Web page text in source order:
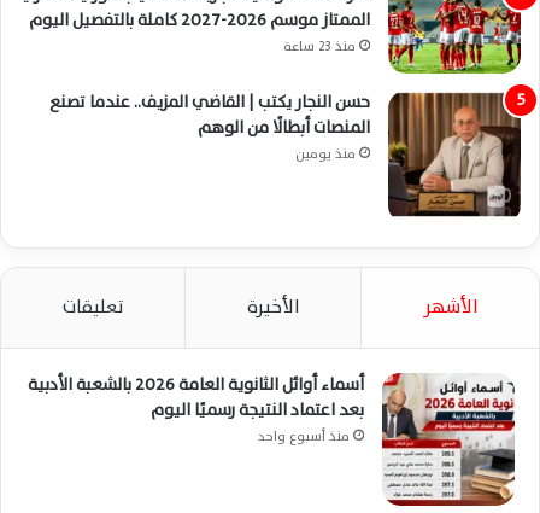
الممتاز موسم 2026-2027 كاملة بالتفصيل اليوم
منذ 23 ساعة
حسن النجار يكتب | القاضي المزيف.. عندما تصنع
المنصات أبطالًا من الوهم
منذ يومين
الأشهر الأخيرة تعليقات
أسماء أوائل الثانوية العامة 2026 بالشعبة الأدبية
بعد اعتماد النتيجة رسميًا اليوم
منذ أسبوع واحد